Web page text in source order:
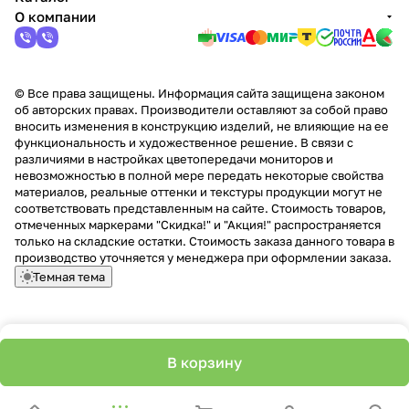
В корзину
О компании
© Все права защищены. Информация сайта защищена законом
об авторских правах. Производители оставляют за собой право
вносить изменения в конструкцию изделий, не влияющие на ее
функциональность и художественное решение. В связи с
различиями в настройках цветопередачи мониторов и
невозможностью в полной мере передать некоторые свойства
материалов, реальные оттенки и текстуры продукции могут не
соответствовать представленным на сайте. Стоимость товаров,
отмеченных маркерами "Скидка!" и "Акция!" распространяется
только на складские остатки. Стоимость заказа данного товара в
производство уточняется у менеджера при оформлении заказа.
Темная тема